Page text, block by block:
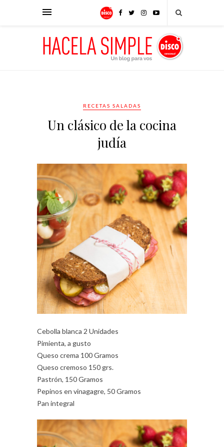
RECETAS SALADAS
Un clásico de la cocina
judía
Cebolla blanca 2 Unidades
Pimienta, a gusto
Queso crema 100 Gramos
Queso cremoso 150 grs.
Pastrón, 150 Gramos
Pepinos en vinagagre, 50 Gramos
Pan integral